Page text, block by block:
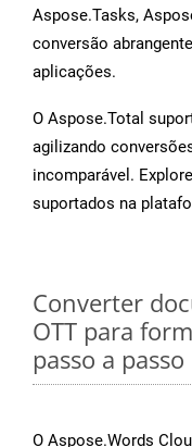
Aspose.Tasks,
conversão
aplicações.
O Aspose.Total
agilizando
incomparável.
suportados na
Converter
OTT para
passo a passo
O Aspose.Words